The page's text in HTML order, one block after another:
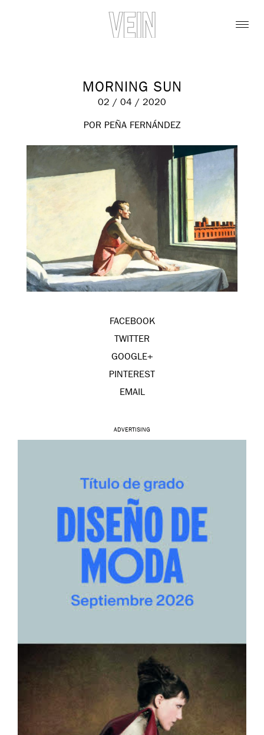
MORNING SUN
02 / 04 / 2020
POR PEÑA FERNÁNDEZ
FACEBOOK
TWITTER
GOOGLE+
PINTEREST
EMAIL
ADVERTISING